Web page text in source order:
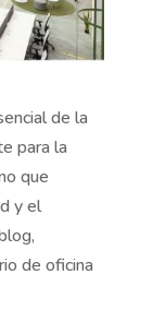
de la
para la
que
y el
de oficina